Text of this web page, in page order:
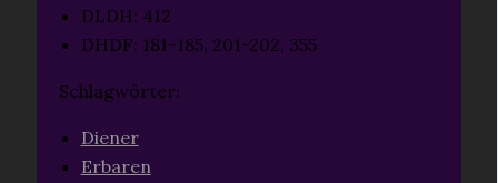
DLDH: 412
DHDF: 181-185, 201-202, 355
Schlagwörter:
Diener
Erbaren